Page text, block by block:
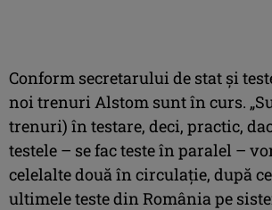
Conform secretarului de stat și
noi trenuri Alstom sunt în curs.
trenuri) în testare, deci, practic,
testele – se fac teste în paralel –
celelalte două în circulaţie, după
ultimele teste din România pe